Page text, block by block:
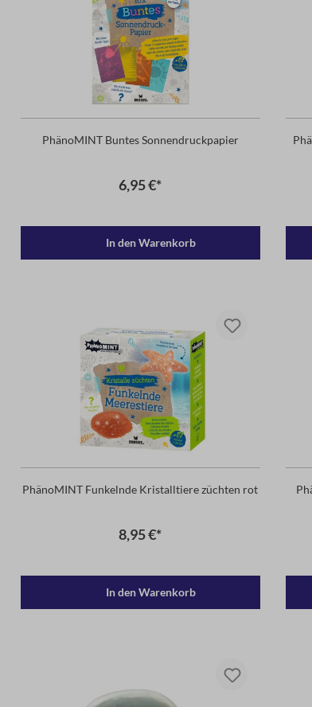
PhänoMINT Buntes Sonnendruckpapier
6,95 €*
In den Warenkorb
PhänoMINT Funkelnde Kristalltiere züchten rot
8,95 €*
In den Warenkorb